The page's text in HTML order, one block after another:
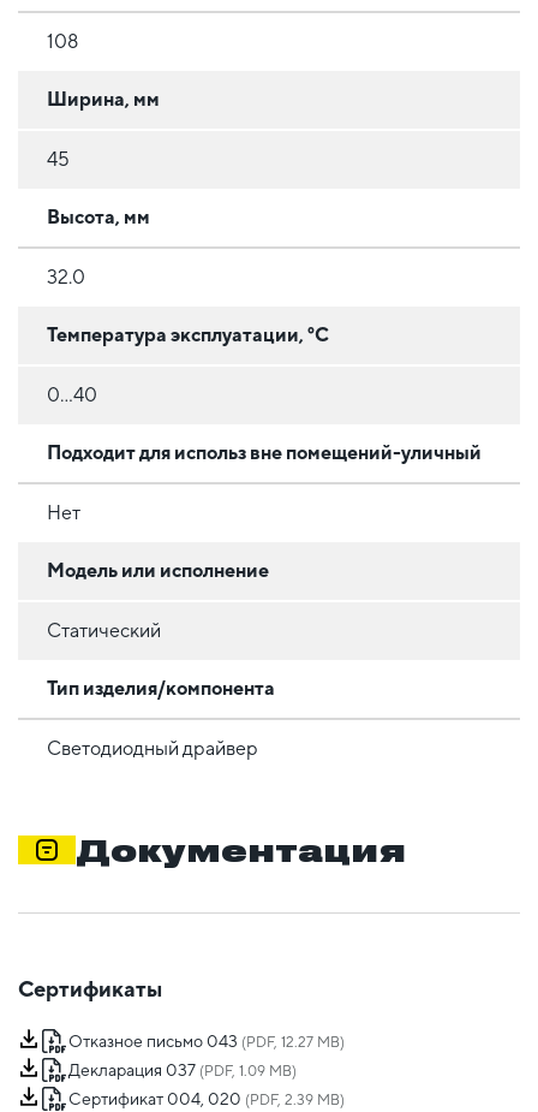
108
Ширина, мм
45
Высота, мм
32.0
Температура эксплуатации, °C
0...40
Подходит для использ вне помещений-уличный
Нет
Модель или исполнение
Статический
Тип изделия/компонента
Светодиодный драйвер
Документация
Сертификаты
Отказное письмо 043 (PDF, 12.27 MB)
Декларация 037 (PDF, 1.09 MB)
Сертификат 004, 020 (PDF, 2.39 MB)